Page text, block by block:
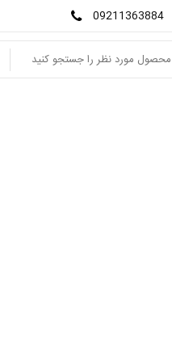
09211363884